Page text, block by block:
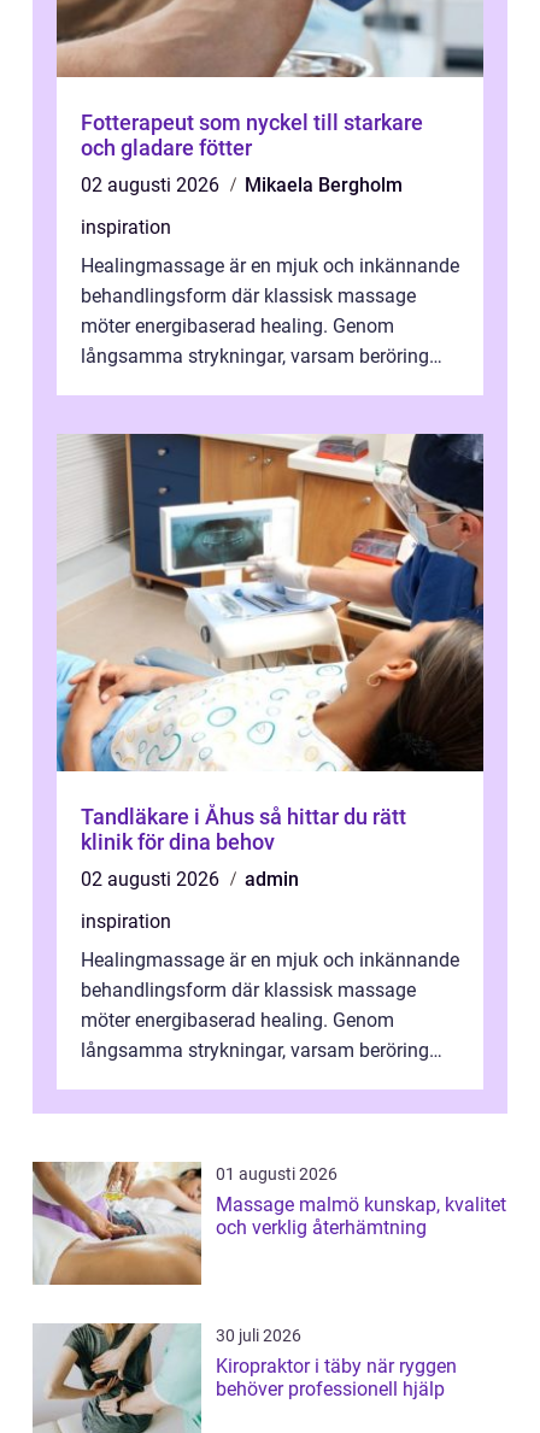
Fotterapeut som nyckel till starkare
och gladare fötter
02 augusti 2026
Mikaela Bergholm
inspiration
Healingmassage är en mjuk och inkännande
behandlingsform där klassisk massage
möter energibaserad healing. Genom
långsamma strykningar, varsam beröring
Tandläkare i Åhus så hittar du rätt
klinik för dina behov
02 augusti 2026
admin
inspiration
Healingmassage är en mjuk och inkännande
behandlingsform där klassisk massage
möter energibaserad healing. Genom
långsamma strykningar, varsam beröring
nervsys...
01 augusti 2026
Massage malmö kunskap, kvalitet
och verklig återhämtning
30 juli 2026
Kiropraktor i täby när ryggen
behöver professionell hjälp